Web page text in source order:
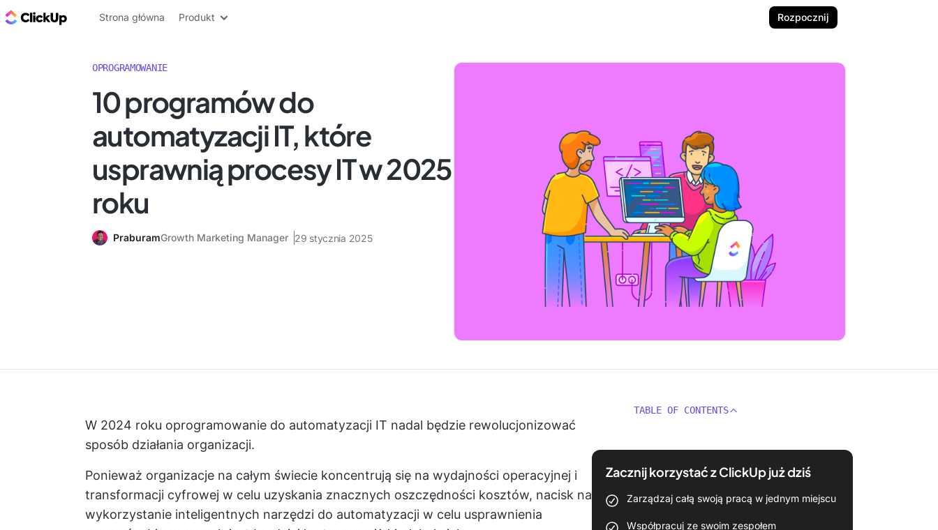
ClickUp Blog
Strona główna Produkt Rozpocznij
OPROGRAMOWANIE
10 programów do
automatyzacji IT, które
usprawnią procesy IT w 2025
roku
PraburamGrowth Marketing Manager 29 stycznia 2025
W 2024 roku oprogramowanie do automatyzacji IT nadal będzie rewolucjonizować
sposób działania organizacji.
Ponieważ organizacje na całym świecie koncentrują się na wydajności operacyjnej i
transformacji cyfrowej w celu uzyskania znacznych oszczędności kosztów, nacisk na
wykorzystanie inteligentnych narzędzi do automatyzacji w celu usprawnienia
TABLE OF CONTENTS
Zacznij korzystać z ClickUp już dziś
Zarządzaj całą swoją pracą w jednym miejscu
Współpracuj ze swoim zespołem